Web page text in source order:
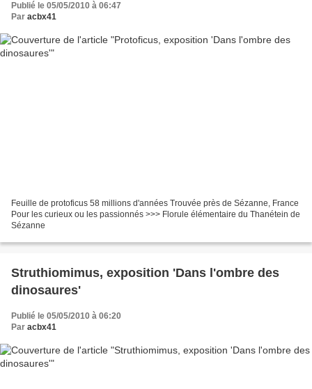
Publié le 05/05/2010 à 06:47
Par acbx41
Feuille de protoficus 58 millions d'années Trouvée près de Sézanne, France
Pour les curieux ou les passionnés >>> Florule élémentaire du Thanétein de
Sézanne
Struthiomimus, exposition 'Dans l'ombre des
dinosaures'
Publié le 05/05/2010 à 06:20
Par acbx41